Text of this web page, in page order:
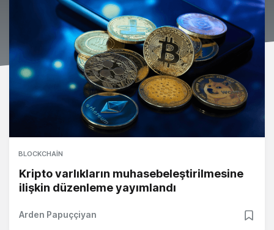
BLOCKCHAIN
Kripto varlıkların muhasebeleştirilmesine
ilişkin düzenleme yayımlandı
Arden Papuççiyan